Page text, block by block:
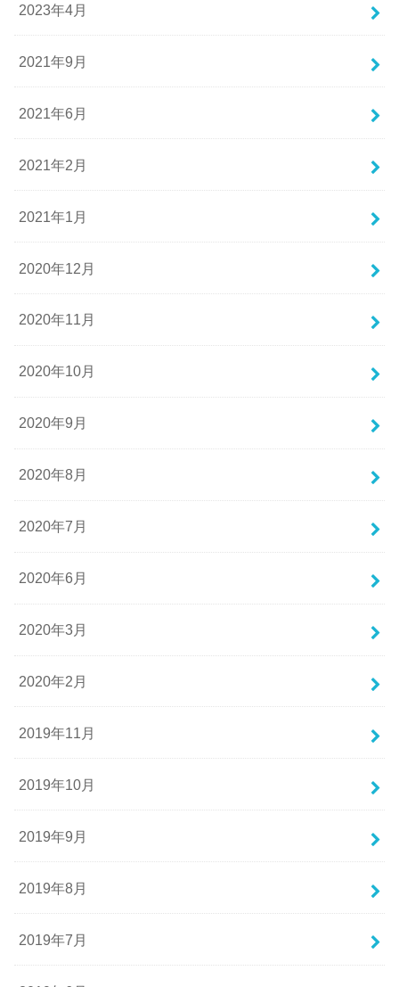
2023年4月
2021年9月
2021年6月
2021年2月
2021年1月
2020年12月
2020年11月
2020年10月
2020年9月
2020年8月
2020年7月
2020年6月
2020年3月
2020年2月
2019年11月
2019年10月
2019年9月
2019年8月
2019年7月